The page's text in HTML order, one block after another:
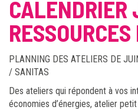
CALENDRIER
PLANNING DES ATELIERS DE
/ SANITAS
Des ateliers qui répondent à vos
économies d’énergies, atelier